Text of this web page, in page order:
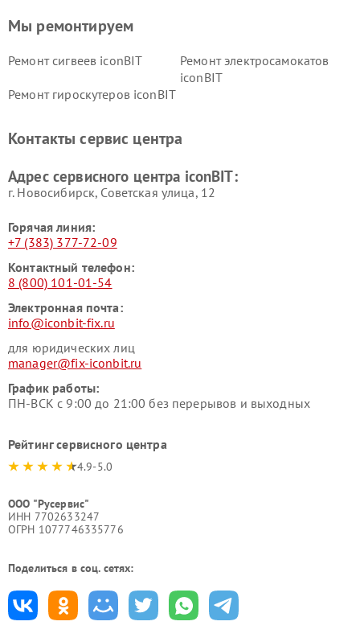
Мы ремонтируем
Ремонт сигвеев iconBIT
Ремонт электросамокатов
iconBIT
Ремонт гироскутеров iconBIT
Контакты сервис центра
Адрес сервисного центра iconBIT:
г. Новосибирск, Советская улица, 12
Горячая линия:
+7 (383) 377-72-09
Контактный телефон:
8 (800) 101-01-54
Электронная почта:
info@iconbit-fix.ru
для юридических лиц
manager@fix-iconbit.ru
График работы:
ПН-ВСК с 9:00 до 21:00 без перерывов и выходных
Рейтинг сервисного центра
4.9-5.0
ООО "Русервис"
ИНН 7702633247
ОГРН 1077746335776
Поделиться в соц. сетях: